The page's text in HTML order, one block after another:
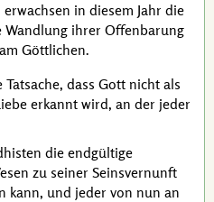
in diesem Jahr die
Wandlung ihrer Offenbarung
Göttlichen.
dass Gott nicht als
erkannt wird, an der jeder
die endgültige
zu seiner Seinsvernunft
kann, und jeder von nun an